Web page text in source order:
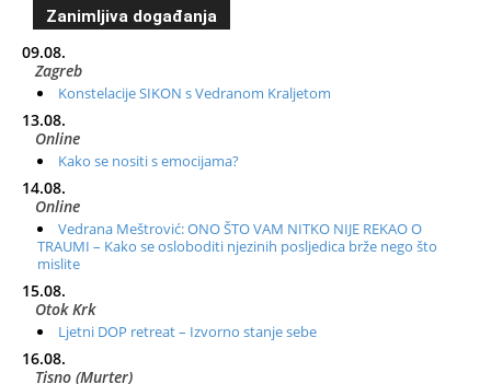
Zanimljiva događanja
09.08.
Zagreb
Konstelacije SIKON s Vedranom Kraljetom
13.08.
Online
Kako se nositi s emocijama?
14.08.
Online
Vedrana Meštrović: ONO ŠTO VAM NITKO NIJE REKAO O
TRAUMI – Kako se osloboditi njezinih posljedica brže nego što
mislite
15.08.
Otok Krk
Ljetni DOP retreat – Izvorno stanje sebe
16.08.
Tisno (Murter)